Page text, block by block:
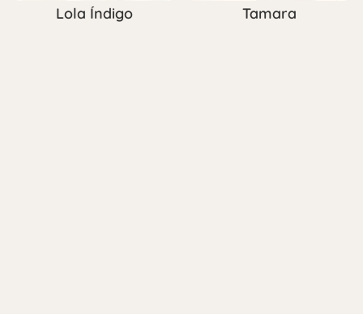
Lola Índigo Tamara